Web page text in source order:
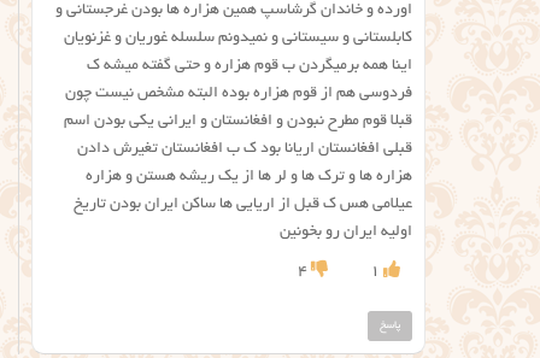
اورده و خاندان گرشاسپ همین هزاره ها بودن غرجستانی و
کابلستانی و سیستانی و نمیدونم سلسله غوریان و غزنویان
اینا همه برمیگردن ب قوم هزاره و حتی گفته میشه ک
فردوسی هم از قوم هزاره بوده البته مشخص نیست چون
قبلا قوم مطرح نبودن و افغانستان و ایرانی یکی بودن اسم
قبلی افغانستان اریانا بود ک ب افغانستان تغیرش دادن
هزاره ها و ترک ها و لر ها از یک ریشه هستن و هزاره
عیلامی هس ک قبل از اریایی ها ساکن ایران بودن تاریخ
اولیه ایران رو بخونین
1
4
پاسخ